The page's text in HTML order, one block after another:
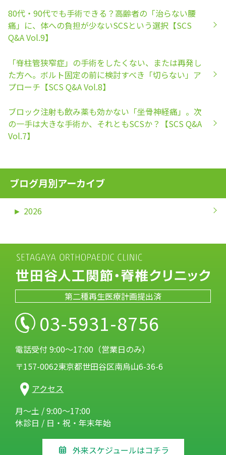
80代・90代でも手術できる？高齢者の「治らない腰
痛」に、体への負担が少ないSCSという選択【SCS
Q&A Vol.9】
「脊柱管狭窄症」の手術をしたくない、または再発し
た方へ。ボルト固定の前に検討すべき「切らない」ア
プローチ【SCS Q&A Vol.8】
ブロック注射も飲み薬も効かない「坐骨神経痛」。次
の一手は大きな手術か、それともSCSか？【SCS Q&A
Vol.7】
ブログ月別アーカイブ
► 2026
第二種再生医療計画提出済
03-5931-8756
電話受付 9:00～17:00（営業日のみ）
〒157-0062東京都世田谷区南烏山6-36-6
アクセス
月～土 / 9:00～17:00
休診日 / 日・祝・年末年始
外来スケジュールはコチラ